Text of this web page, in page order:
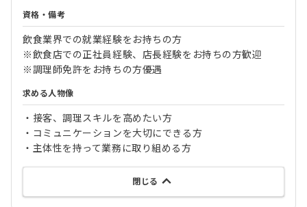
資格・備考
飲食業界での就業経験をお持ちの方
※飲食店での正社員経験、店長経験をお持ちの方歓迎
※調理師免許をお持ちの方優遇
求める人物像
・接客、調理スキルを高めたい方
・コミュニケーションを大切にできる方
・主体性を持って業務に取り組める方
閉じる